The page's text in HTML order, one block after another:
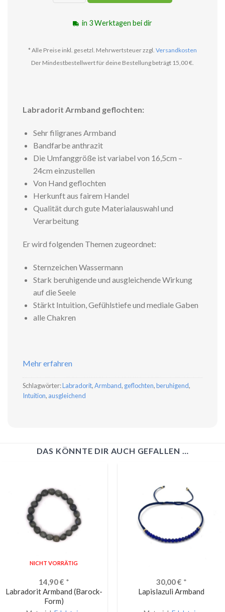
in 3 Werktagen bei dir
* Alle Preise inkl. gesetzl. Mehrwertsteuer zzgl. Versandkosten
Der Mindestbestellwert für deine Bestellung beträgt 15,00 €.
Labradorit Armband geflochten:
Sehr filigranes Armband
Bandfarbe anthrazit
Die Umfanggröße ist variabel von 16,5cm –
24cm einzustellen
Von Hand geflochten
Herkunft aus fairem Handel
Qualität durch gute Materialauswahl und
Verarbeitung
Er wird folgenden Themen zugeordnet:
Sternzeichen Wassermann
Stark beruhigende und ausgleichende Wirkung
auf die Seele
Stärkt Intuition, Gefühlstiefe und mediale Gaben
alle Chakren
Mehr erfahren
Schlagwörter:Labradorit,Armband, geflochten,beruhigend,
Intuition, ausgleichend
DAS KÖNNTE DIR AUCH GEFALLEN …
NICHT VORRÄTIG
14,90€ *
Labradorit Armband (Barock-
Form)
30,00€ *
Lapislazuli Armband